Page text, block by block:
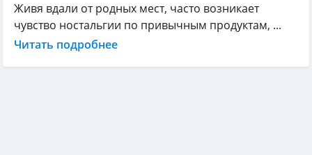
Живя вдали от родных мест, часто возникает
чувство ностальгии по привычным продуктам, ...
Читать подробнее